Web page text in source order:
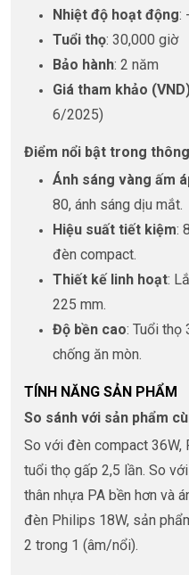
Nhiệt độ hoạt động:
Tuổi thọ: 30,000 giờ
Bảo hành: 2 năm
Giá tham khảo
6/2025)
Điểm nổi bật trong
Ánh sáng vàng ấm
80, ánh sáng dịu mắt.
Hiệu suất tiết kiệm:
đèn compact.
Thiết kế linh hoạt:
225 mm.
Độ bền cao: Tuổi thọ
chống ăn mòn.
TÍNH NĂNG SẢN PHẨM
So sánh với sản phẩm
So với đèn compact 36W,
tuổi thọ gấp 2,5 lần. So
thân nhựa PA bền hơn và
đèn Philips 18W, sản
2 trong 1 (âm/nổi).